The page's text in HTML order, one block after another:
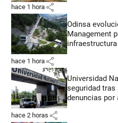
hace 1 hora share
Odinsa
Management
infraestructura
hace 1 hora share
Universidad
seguridad
denuncias por
hace 2 horas share